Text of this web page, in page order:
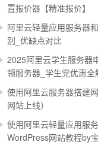
置报价器【精准报价】
阿里云轻量应用服务器
别_优缺点对比
2025阿里云学生服务器
领服务器_学生党优惠全
使用阿里云服务器搭建
网站上线）
使用阿里云轻量应用服
WordPress网站教程by